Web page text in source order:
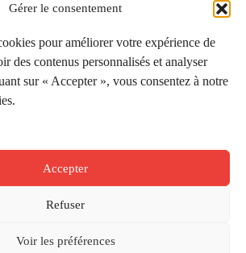
Gérer le consentement
pour améliorer votre expérience de
des contenus personnalisés et analyser
sur « Accepter », vous consentez à notre
Accepter
Refuser
Voir les préférences
de vente
Côté Courrier